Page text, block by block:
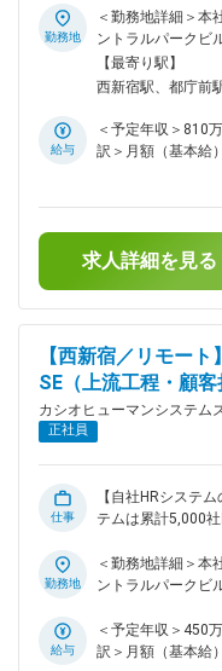
り確保できます。 採用担当者より： 私自身、入社以来プリセ
ールス・新規事業
ャリアを変え続け
弊社にはあります
ていた販売管理業
の構築に向け、販
します。 ＜具体的には＞ ■販売管理業務全体の運用統括 ・受
注、売上、請求な
の業務管理 ・業
出、改善施策の立案・実行 ■BPO委託先・
括・育成 ・新たな
務全体の約8割は
ネジメントを想定しています。 ■業
プロセスの標準化
携・調整 事業独立に伴う業務移管フェーズのため、既存運用
の維持だけでなく
体的に携わること
体制の立ち上げを
を担っていただくことを
ートワークを活用
ーズならではの裁
■企業概要 、人事
管理システムを提
算機から独立し、組織
社の定める業務
勤務地
＜勤務地詳細＞本
ントラルパークビ
囲：会社の定める
【最寄り駅】
西新宿駅、都庁前
給与
＜予定年収＞810
訳＞月額（基本給
り、選考を通じ
定手当を含めた表
求人詳細を見る
【西新宿／リモー
SE（上流工程・顧
カシオヒューマンシステム
正社員
仕事
【自社HRシステ
テムは累計5,000
る】 企業の“人事部門の困りごと”に寄り添い、システム提案を
通じて経営支援を
してみませんか？ ■業務概要 人事・給与・勤怠などをカバー
する自社HRシステ
勤務地
＜勤務地詳細＞本
ントラルパークビ
給与
＜予定年収＞450
訳＞月額（基本給